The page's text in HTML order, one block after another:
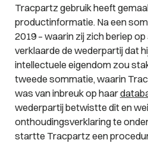
Tracpartz gebruik heeft
productinformatie. Na een
2019 – waarin zij zich beriep
verklaarde de wederpartij dat
intellectuele eigendom zou
tweede sommatie, waarin
was van inbreuk op haar
wederpartij betwistte dit en
onthoudingsverklaring te
startte Tracpartz een